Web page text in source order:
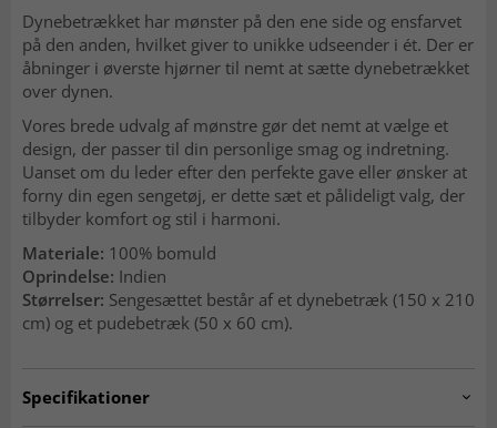
Dynebetrækket har mønster på den ene side og ensfarvet
på den anden, hvilket giver to unikke udseender i ét. Der er
åbninger i øverste hjørner til nemt at sætte dynebetrækket
over dynen.
Vores brede udvalg af mønstre gør det nemt at vælge et
design, der passer til din personlige smag og indretning.
Uanset om du leder efter den perfekte gave eller ønsker at
forny din egen sengetøj, er dette sæt et pålideligt valg, der
tilbyder komfort og stil i harmoni.
Materiale: 100% bomuld
Oprindelse: Indien
Størrelser: Sengesættet består af et dynebetræk (150 x 210
cm) og et pudebetræk (50 x 60 cm).
Specifikationer